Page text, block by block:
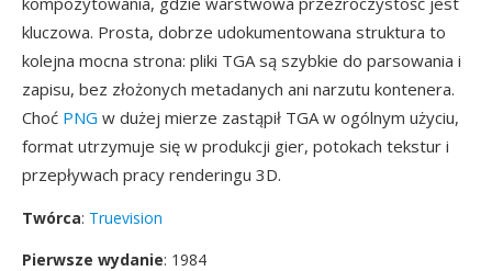
kluczowa. Prosta, dobrze udokumentowana struktura to
kolejna mocna strona: pliki TGA są szybkie do parsowania i
zapisu, bez złożonych metadanych ani narzutu kontenera.
Choć PNG w dużej mierze zastąpił TGA w ogólnym użyciu,
format utrzymuje się w produkcji gier, potokach tekstur i
przepływach pracy renderingu 3D.
Twórca: Truevision
Pierwsze wydanie: 1984